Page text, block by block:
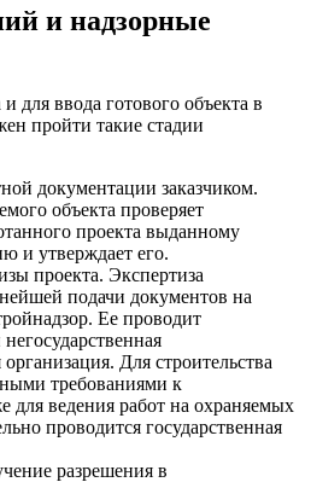
и надзорные
для ввода готового объекта в
пройти такие стадии
документации заказчиком.
объекта проверяет
проекта выданному
и утверждает его.
проекта. Экспертиза
подачи документов на
Ее проводит
Для строительства
требованиями к
для ведения работ на охраняемых
проводится государственная
разрешения в